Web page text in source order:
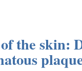
the skin: